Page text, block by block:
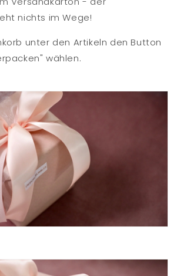
nichts im Wege!
unter den Artikeln den Button
wählen.